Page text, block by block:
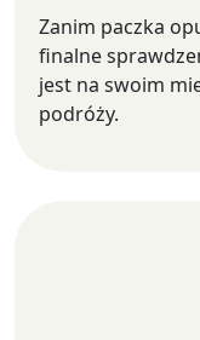
Zanim paczka
finalne
jest na swoim
podróży.